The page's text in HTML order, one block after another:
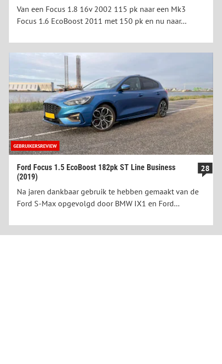
Van een Focus 1.8 16v 2002 115 pk naar een Mk3
Focus 1.6 EcoBoost 2011 met 150 pk en nu naar...
GEBRUIKERSREVIEW
Ford Focus 1.5 EcoBoost 182pk ST Line Business
(2019)
28
Na jaren dankbaar gebruik te hebben gemaakt van de
Ford S-Max opgevolgd door BMW IX1 en Ford...